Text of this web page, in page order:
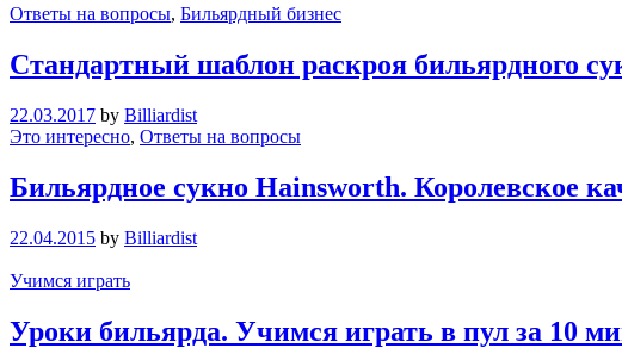
Ответы на вопросы, Бильярдный бизнес
Стандартный шаблон раскроя бильярдного
22.03.2017 by Billiardist
Это интересно, Ответы на вопросы
Бильярдное сукно Hainsworth. Королевское
22.04.2015 by Billiardist
Учимся играть
Уроки бильярда. Учимся играть в пул за 10